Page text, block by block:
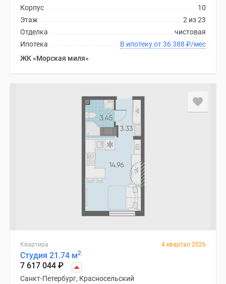
10
Корпус
2 из 23
Этаж
чистовая
Отделка
В ипотеку от 36 388 ₽/мес
Ипотека
ЖК «Морская миля»
Квартира 4 квартал 2026
Студия 21.74 м2
7 617 044 ₽
Санкт-Петербург, Красносельский